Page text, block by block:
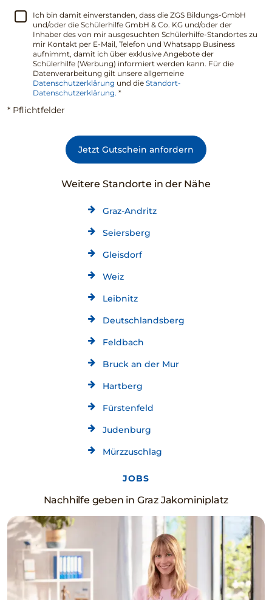
Ich bin damit einverstanden, dass die ZGS Bildungs-GmbH
und/oder die Schülerhilfe GmbH & Co. KG und/oder der
Inhaber des von mir ausgesuchten Schülerhilfe-Standortes zu
mir Kontakt per E-Mail, Telefon und Whatsapp Business
aufnimmt, damit ich über exklusive Angebote der
Schülerhilfe (Werbung) informiert werden kann. Für die
Datenverarbeitung gilt unsere allgemeine
Datenschutzerklärung und die Standort-
Datenschutzerklärung. *
* Pflichtfelder
Jetzt Gutschein anfordern
Weitere Standorte in der Nähe
Graz-Andritz
Seiersberg
Gleisdorf
Weiz
Leibnitz
Deutschlandsberg
Feldbach
Bruck an der Mur
Hartberg
Fürstenfeld
Judenburg
Mürzzuschlag
JOBS
Nachhilfe geben in Graz Jakominiplatz